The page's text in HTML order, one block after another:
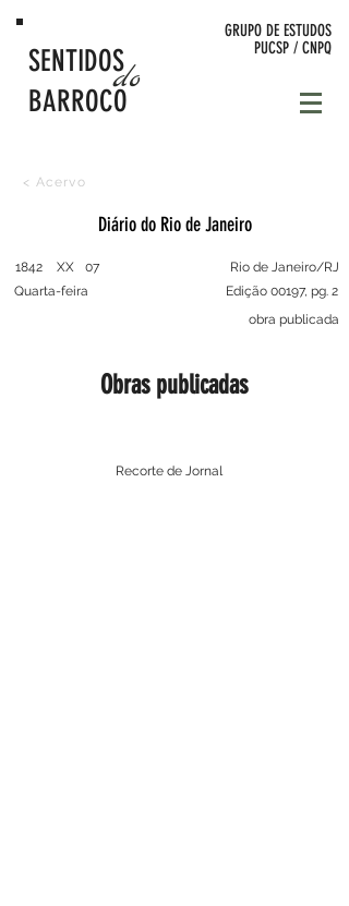
do
SENTIDOS
BARROCO
GRUPO DE ESTUDOS
PUCSP / CNPQ
< Acervo
Obras publicadas
Diário do Rio de Janeiro
1842 XX
07
Quarta-feira
Rio de Janeiro/RJ
Edição 00197, pg. 2
Recorte de Jornal
obra publicada